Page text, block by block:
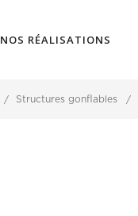
NOS RÉALISATIONS
Structures gonflables